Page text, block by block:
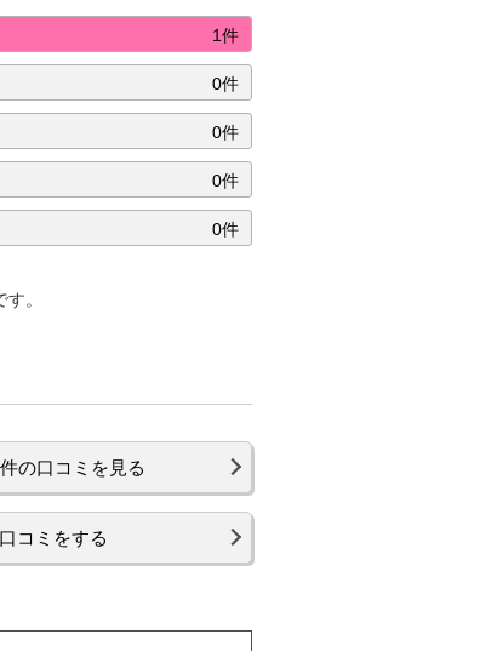
1件
0件
0件
0件
0件
。
の口コミを見る
口コミをする